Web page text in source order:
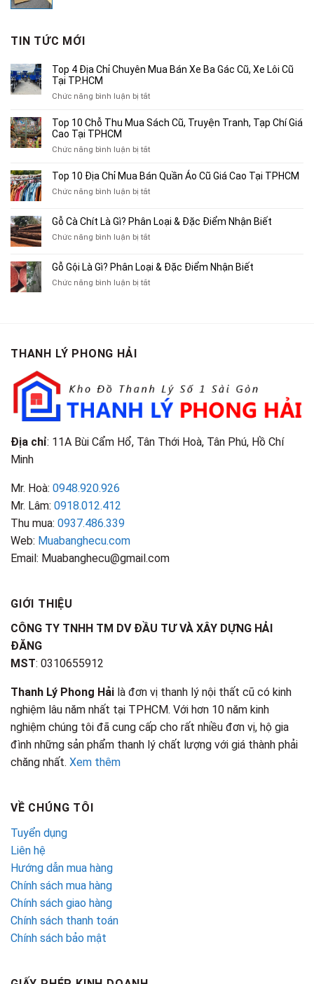
TIN TỨC MỚI
Top 4 Địa Chỉ Chuyên Mua Bán Xe Ba Gác Cũ, Xe Lôi Cũ
Tại TP.HCM
Chức năng bình luận bị tắtở
4
Bán
Xe
Cũ,
Xe
Cũ
TP.HCM
Top 10 Chỗ Thu Mua Sách Cũ, Truyện Tranh, Tạp Chí Giá
Cao Tại TPHCM
Chức năng bình luận bị tắtở
10
Thu
Sách
Tạp
Chí
Top 10 Địa Chỉ Mua Bán Quần Áo Cũ Giá Cao Tại TPHCM
Chức năng bình luận bị tắtở
Địa
Chỉ
Bán
Áo
Gỗ Cà Chít Là Gì? Phân Loại & Đặc Điểm Nhận Biết
Chức năng bình luận bị tắtở
Chít
Là
Gỗ Gội Là Gì? Phân Loại & Đặc Điểm Nhận Biết
Chức năng bình luận bị tắtở
Điểm
Nhận
Biết
THANH LÝ PHONG HẢI
Địa chỉ: 11A Bùi Cẩm Hổ, Tân Thới Hoà, Tân Phú, Hồ Chí
Minh
Mr. Hoà: 0948.920.926
Mr. Lâm: 0918.012.412
Thu mua: 0937.486.339
Web: Muabanghecu.com
Email: Muabanghecu@gmail.com
GIỚI THIỆU
CÔNG TY TNHH TM DV ĐẦU TƯ VÀ XÂY DỰNG HẢI
ĐĂNG
MST: 0310655912
Thanh Lý Phong Hải là đơn vị thanh lý nội thất cũ có kinh
nghiệm lâu năm nhất tại TPHCM. Với hơn 10 năm kinh
nghiệm chúng tôi đã cung cấp cho rất nhiều đơn vị, hộ gia
đình những sản phẩm thanh lý chất lượng với giá thành phải
chăng nhất. Xem thêm
VỀ CHÚNG TÔI
Tuyển dụng
Liên hệ
Hướng dẫn mua hàng
Chính sách mua hàng
Chính sách giao hàng
Chính sách thanh toán
Chính sách bảo mật